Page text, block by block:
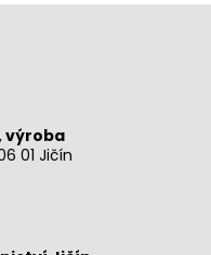
výroba
01 Jičín